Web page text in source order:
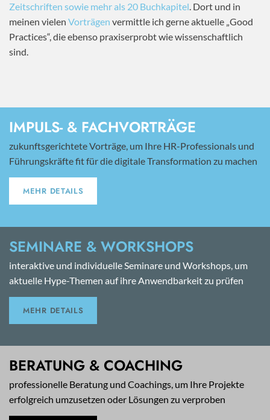
Zeitschriften sowie mehr als 20 Buchkapitel. Dort und in
meinen vielen Vorträgen vermittle ich gerne aktuelle „Good
Practices“, die ebenso praxiserprobt wie wissenschaftlich
sind.
IMPULS- & FACHVORTRÄGE
zukunftsgerichtete Vorträge, um Ihre HR-Professionals und
Führungskräfte fit für die digitale Transformation zu machen
MEHR DETAILS
SEMINARE & WORKSHOPS
interaktive und individuelle Seminare und Workshops, um
aktuelle Hype-Themen auf ihre Anwendbarkeit zu prüfen
MEHR DETAILS
BERATUNG & COACHING
professionelle Beratung und Coachings, um Ihre Projekte
erfolgreich umzusetzen oder Lösungen zu verproben